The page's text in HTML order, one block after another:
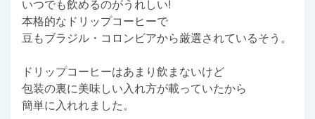
いつでも飲めるのがうれしい!
本格的なドリップコーヒーで
豆もブラジル・コロンビアから厳選されているそう。
ドリップコーヒーはあまり飲まないけど
包装の裏に美味しい入れ方が載っていたから
簡単に入れれました。